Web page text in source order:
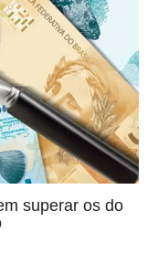
superar os do